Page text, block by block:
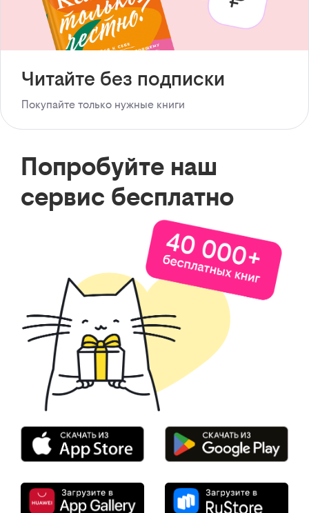
Читайте без подписки
Покупайте только нужные книги
Попробуйте наш
сервис бесплатно